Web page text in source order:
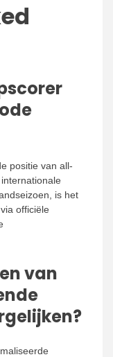
positie van all-
is het
officiële
van